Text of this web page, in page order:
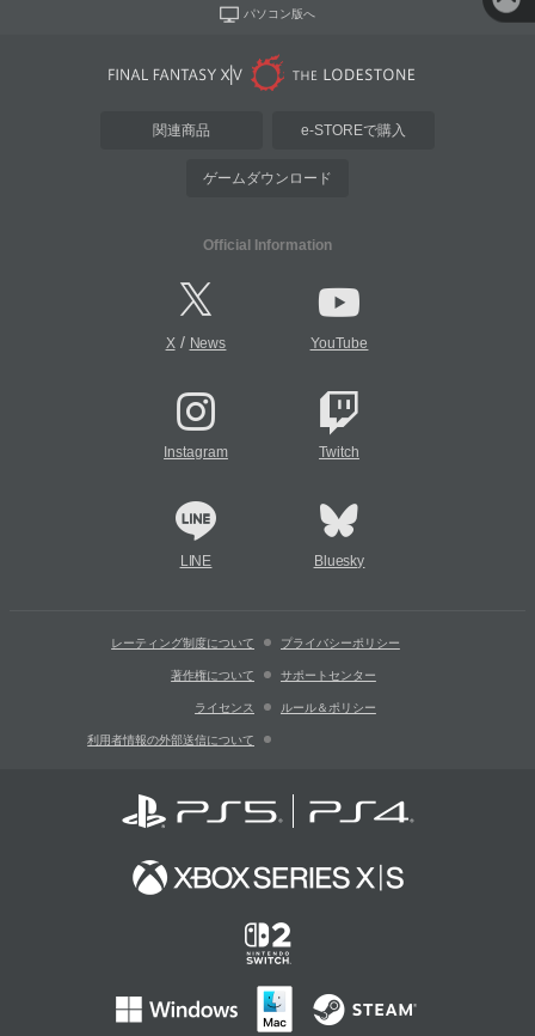
パソコン版へ
関連商品 e-STOREで購入
ゲームダウンロード
Official Information
X/ News YouTube
Instagram Twitch
LINE Bluesky
レーティング制度について プライバシーポリシー
著作権について サポートセンター
ライセンス ルール＆ポリシー
利用者情報の外部送信について